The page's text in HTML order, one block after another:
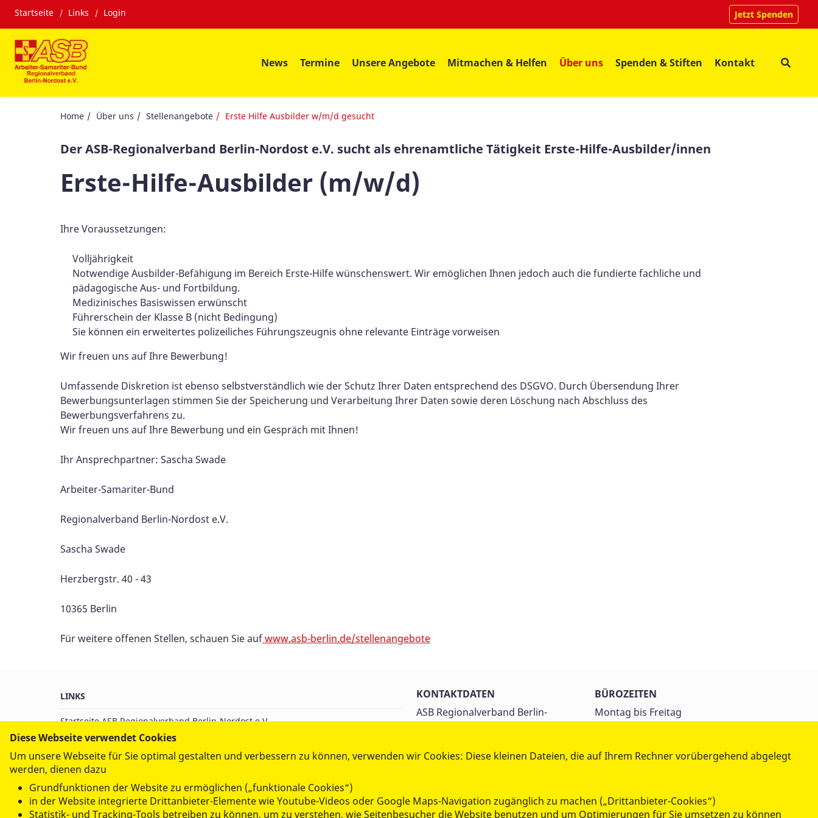
Startseite Links Login Jetzt Spenden
News Termine Unsere Angebote Mitmachen & Helfen Über uns Spenden & Stiften Kontakt
Home Über uns Stellenangebote Erste Hilfe Ausbilder w/m/d gesucht
Der ASB-Regionalverband Berlin-Nordost e.V. sucht als ehrenamtliche Tätigkeit Erste-Hilfe-Ausbilder/innen
Erste-Hilfe-Ausbilder (m/w/d)
Ihre Voraussetzungen:
Volljährigkeit
Notwendige Ausbilder-Befähigung im Bereich Erste-Hilfe wünschenswert. Wir emöglichen Ihnen jedoch auch die fundierte fachliche und
pädagogische Aus- und Fortbildung.
Medizinisches Basiswissen erwünscht
Führerschein der Klasse B (nicht Bedingung)
Sie können ein erweitertes polizeiliches Führungszeugnis ohne relevante Einträge vorweisen
Wir freuen uns auf Ihre Bewerbung!
Umfassende Diskretion ist ebenso selbstverständlich wie der Schutz Ihrer Daten entsprechend des DSGVO. Durch Übersendung Ihrer
Bewerbungsunterlagen stimmen Sie der Speicherung und Verarbeitung Ihrer Daten sowie deren Löschung nach Abschluss des
Bewerbungsverfahrens zu.
Wir freuen uns auf Ihre Bewerbung und ein Gespräch mit Ihnen!
Ihr Ansprechpartner: Sascha Swade
Arbeiter-Samariter-Bund
Regionalverband Berlin-Nordost e.V.
Sascha Swade
Herzbergstr. 40 - 43
10365 Berlin
Für weitere offenen Stellen, schauen Sie aufwww.asb-berlin.de/stellenangebote
LINKS
Startseite ASB Regionalverband Berlin-Nordost e.V.
KONTAKTDATEN
ASB Regionalverband Berlin-
10365 Berlin
eMail:info@asb-berlin-nordost.de
www.asb-berlin-nordost.de
BÜROZEITEN
Montag bis Freitag
Diese Webseite verwendet Cookies
Um unsere Webseite für Sie optimal gestalten und verbessern zu können, verwenden wir Cookies: Diese kleinen Dateien, die auf Ihrem Rechner vorübergehend abgelegt
werden, dienen dazu
Grundfunktionen der Website zu ermöglichen („funktionale Cookies“)
in der Website integrierte Drittanbieter-Elemente wie Youtube-Videos oder Google Maps-Navigation zugänglich zu machen („Drittanbieter-Cookies“)
Statistik- und Tracking-Tools betreiben zu können, um zu verstehen, wie Seitenbesucher die Website benutzen und um Optimierungen für Sie umsetzen zu können